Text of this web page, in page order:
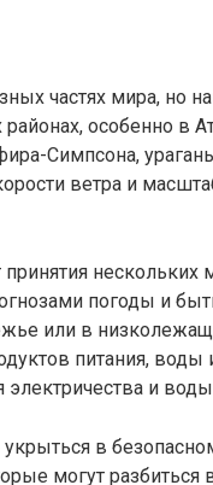
частях мира, но
районах, особенно в
Симпсона,
ветра и
погоды и
или в
питания, воды
электричества и
в
могут разбиться